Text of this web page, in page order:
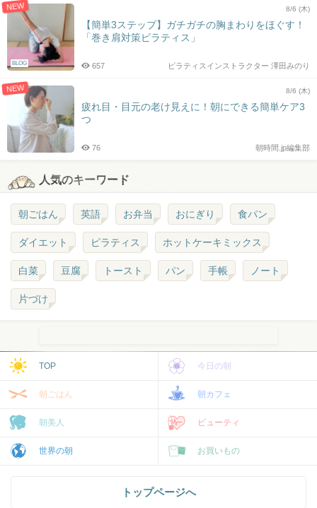
NEW
BLOG
8/6 (木)
【簡単3ステップ】ガチガチの胸まわりをほぐす！
「巻き肩対策ピラティス」
ピラティスインストラクター 澤田みのり
657
NEW 8/6 (木)
疲れ目・目元の老け見えに！朝にできる簡単ケア3
つ
朝時間.jp編集部
76
人気のキーワード
朝ごはん 英語 お弁当 おにぎり 食パン
ダイエット ピラティス ホットケーキミックス
白菜 豆腐 トースト パン 手帳 ノート
片づけ
TOP 今日の朝
朝ごはん 朝カフェ
朝美人 ビューティ
世界の朝 お買いもの
トップページへ